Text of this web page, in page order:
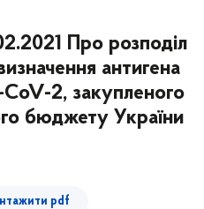
Про розподіл
антигена
CoV-2, закупленого
бюджету України
pdf